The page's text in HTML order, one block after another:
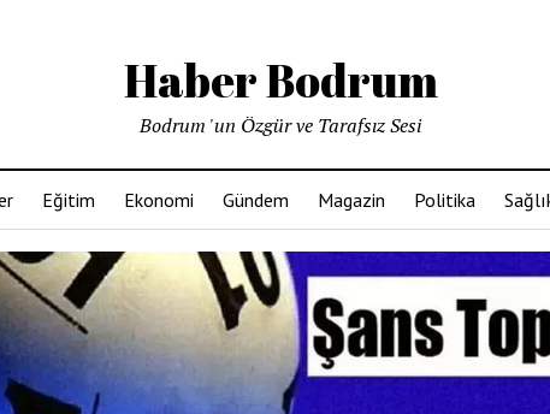
Haber Bodrum
Bodrum 'un Özgür ve Tarafsız Sesi
Eğitim Ekonomi Gündem Magazin Politika